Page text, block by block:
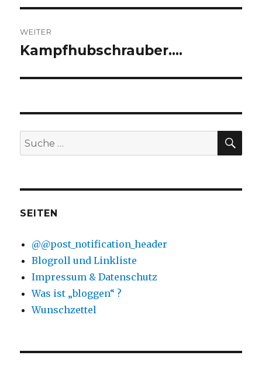
WEITER
Nächster
Kampfhubschrauber….
Suche
nach:
SEITEN
@@post_notification_header
Blogroll und Linkliste
Impressum & Datenschutz
Was ist „bloggen“ ?
Wunschzettel